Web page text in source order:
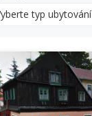
typ ubytování